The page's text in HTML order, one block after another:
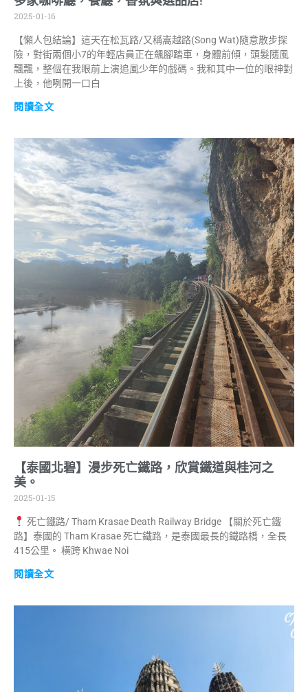
2025-01-16
【懶人包結論】這天在松瓦路/又稱嵩越路(Song Wat)隨意散步探
險，對街兩個小7的年輕店員正在飆腳踏車，身體前傾，頭髮隨風
飄飄，整個在我眼前上演追風少年的戲碼。我和其中一位的眼神對
上後，他咧開一口白
閱讀全文
【泰國北碧】漫步死亡鐵路，欣賞鐵道與桂河之
美。
2025-01-15
死亡鐵路/ Tham Krasae Death Railway Bridge 【關於死亡鐵
路】泰國的 Tham Krasae 死亡鐵路，是泰國最長的鐵路橋，全長
415公里。 橫跨 Khwae Noi
閱讀全文